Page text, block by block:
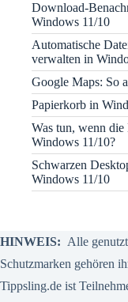
Download-
Windows 11/10
Automatische
verwalten in
Google Maps: So
Papierkorb in
Was tun, wenn
Windows 11/10?
Schwarzen
Windows 11/10
HINWEIS: Alle
Schutzmarken gehören
Tippsling.de ist